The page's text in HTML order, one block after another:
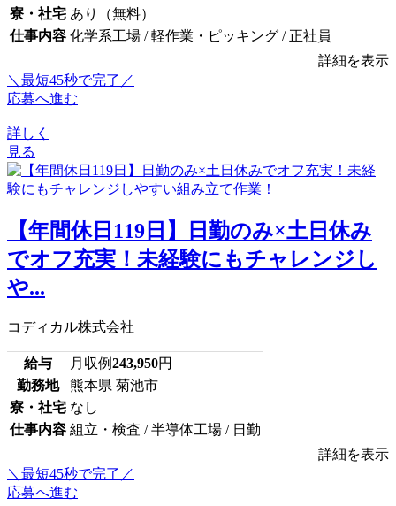
寮・社宅 あり（無料）
仕事内容 化学系工場 / 軽作業・ピッキング / 正社員
詳細を表示
＼最短45秒で完了／
応募へ進む
詳しく
見る
【年間休日119日】日勤のみ×土日休み
でオフ充実！未経験にもチャレンジし
や...
コディカル株式会社
給与 月収例243,950円
勤務地
熊本県 菊池市
寮・社宅 なし
仕事内容 組立・検査 / 半導体工場 / 日勤
詳細を表示
＼最短45秒で完了／
応募へ進む